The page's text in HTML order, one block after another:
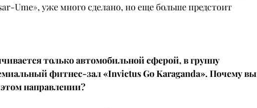
Ume», уже много сделано, но еще больше предстоит
только автомобильной сферой, в группу
фитнес-зал «Invictus Go Karaganda». Почему вы
направлении?